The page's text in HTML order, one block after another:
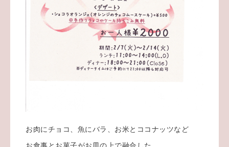
お肉にチョコ、魚にバラ、お米とココナッツなど